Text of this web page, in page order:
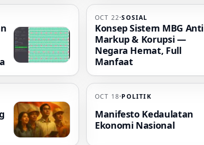
OCT 22·SOSIAL
Konsep Sistem MBG Anti
Markup & Korupsi —
Negara Hemat, Full
Manfaat
OCT 18·POLITIK
Manifesto Kedaulatan
Ekonomi Nasional